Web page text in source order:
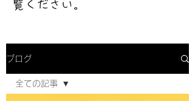
覧ください。
ブログ
全ての記事